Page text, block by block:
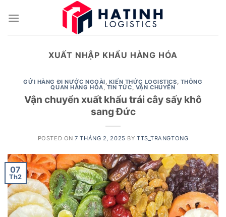
XUẤT NHẬP KHẨU HÀNG HÓA
GỬI HÀNG ĐI NƯỚC NGOÀI, KIẾN THỨC LOGISTICS, THÔNG
QUAN HÀNG HÓA, TIN TỨC, VẬN CHUYỂN
Vận chuyển xuất khẩu trái cây sấy khô
sang Đức
POSTED ON7 THÁNG 2, 2025 BY TTS_TRANGTONG
07
Th2